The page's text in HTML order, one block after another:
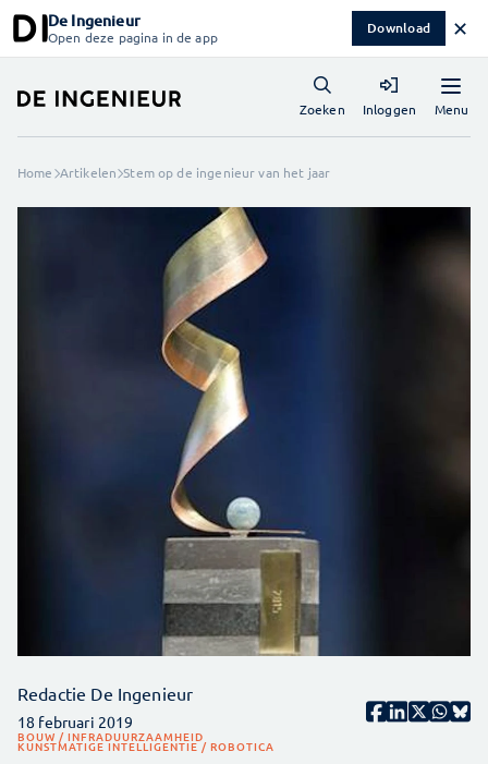
De Ingenieur
Open deze pagina in de app Download ✕
Menu
Zoeken Inloggen
Home Artikelen Stem op de ingenieur van het jaar
Redactie De Ingenieur
18 februari 2019
BOUW / INFRADUURZAAMHEID
KUNSTMATIGE INTELLIGENTIE / ROBOTICA